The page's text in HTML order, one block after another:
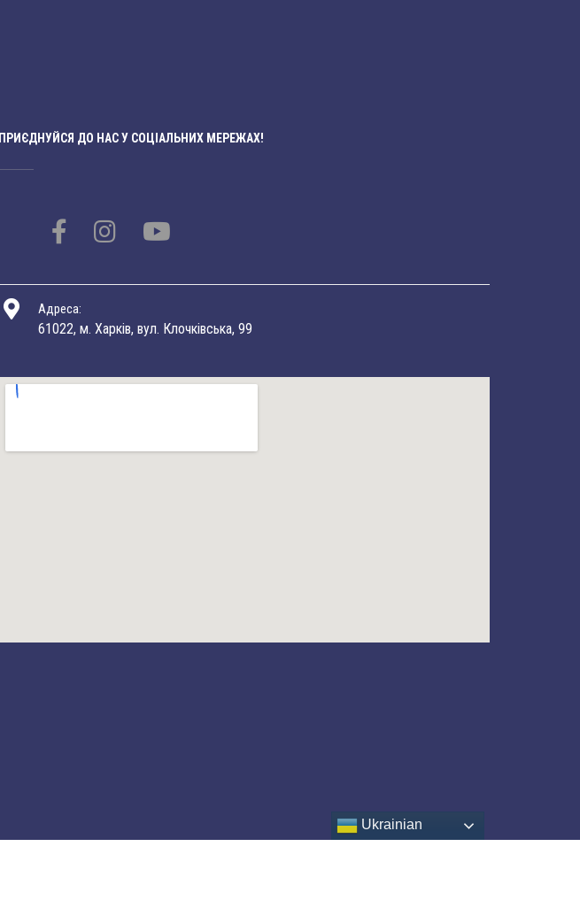
ПРИЄДНУЙСЯ ДО НАС У СОЦІАЛЬНИХ МЕРЕЖАХ!
Адреса:
61022, м. Харків, вул. Клочківська, 99
Ukrainian